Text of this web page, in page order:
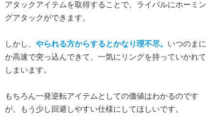
アタックアイテムを取得することで、ライバルにホーミン
グアタックができます。
しかし、 やられる方からするとかなり理不尽。 いつのまに
か高速で突っ込んできて、一気にリングを持っていかれて
しまいます。
もちろん一発逆転アイテムとしての価値はわかるのです
が、もう少し回避しやすい仕様にしてほしいです。